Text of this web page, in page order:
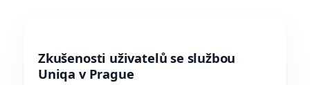
Zkušenosti uživatelů se službou
Uniqa v Prague